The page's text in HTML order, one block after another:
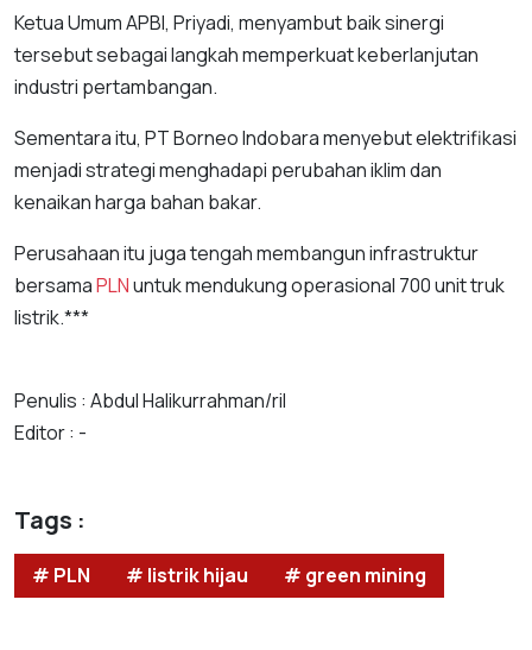
Ketua Umum APBI, Priyadi, menyambut baik sinergi
tersebut sebagai langkah memperkuat keberlanjutan
industri pertambangan.
Sementara itu, PT Borneo Indobara menyebut elektrifikasi
menjadi strategi menghadapi perubahan iklim dan
kenaikan harga bahan bakar.
Perusahaan itu juga tengah membangun infrastruktur
bersamaPLNuntuk mendukung operasional 700 unit truk
listrik.***
Penulis : Abdul Halikurrahman/ril
Editor : -
Tags :
# PLN # listrik hijau # green mining